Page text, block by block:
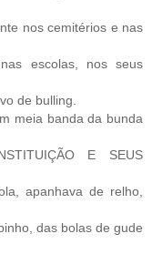
nos cemitérios e nas
escolas, nos seus
de bulling.
meia banda da bunda
E SEUS
apanhava de relho,
das bolas de gude